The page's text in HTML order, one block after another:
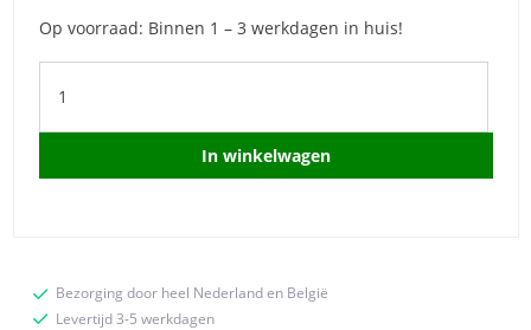
Op voorraad: Binnen 1 – 3 werkdagen in huis!
Austin
In winkelwagen
Bezorging door heel Nederland en België
Levertijd 3-5 werkdagen